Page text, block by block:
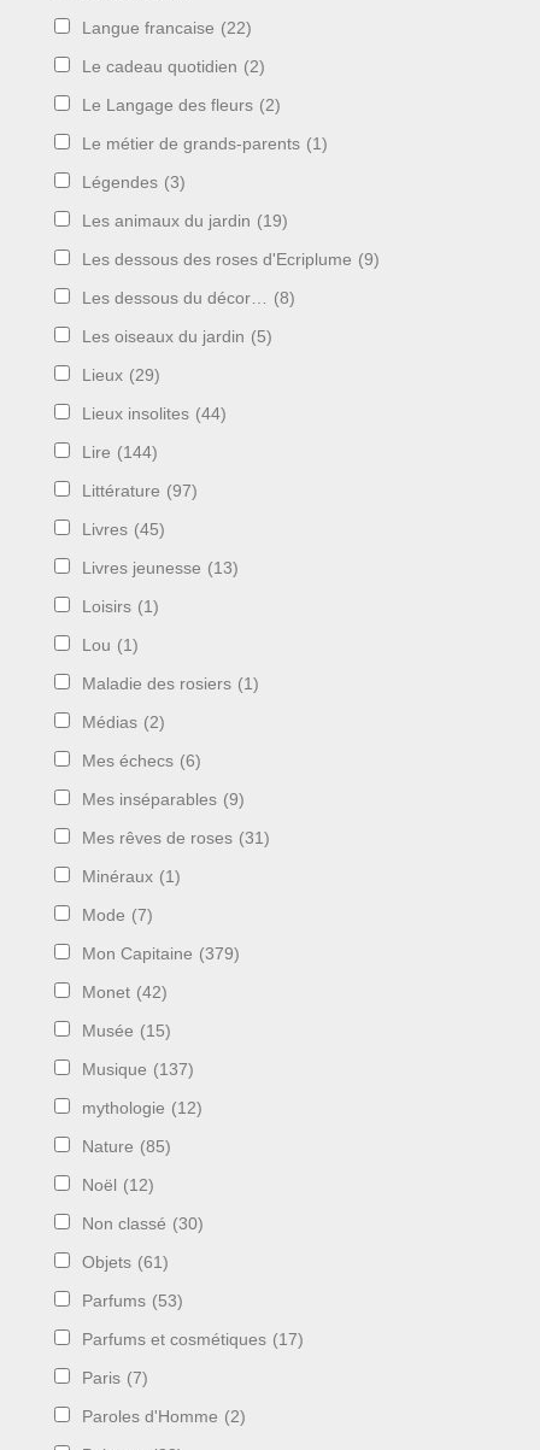
Langue francaise (22)
Le cadeau quotidien (2)
Le Langage des fleurs (2)
Le métier de grands-parents (1)
Légendes (3)
Les animaux du jardin (19)
Les dessous des roses d'Ecriplume (9)
Les dessous du décor… (8)
Les oiseaux du jardin (5)
Lieux (29)
Lieux insolites (44)
Lire (144)
Littérature (97)
Livres (45)
Livres jeunesse (13)
Loisirs (1)
Lou (1)
Maladie des rosiers (1)
Médias (2)
Mes échecs (6)
Mes inséparables (9)
Mes rêves de roses (31)
Minéraux (1)
Mode (7)
Mon Capitaine (379)
Monet (42)
Musée (15)
Musique (137)
mythologie (12)
Nature (85)
Noël (12)
Non classé (30)
Objets (61)
Parfums (53)
Parfums et cosmétiques (17)
Paris (7)
Paroles d'Homme (2)